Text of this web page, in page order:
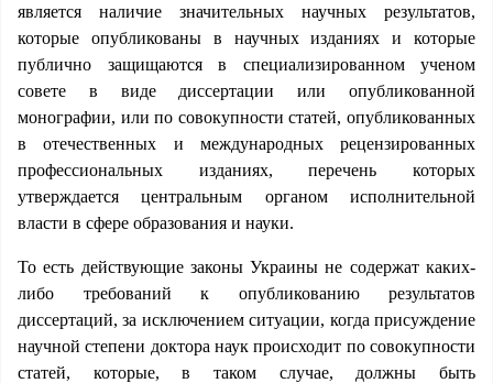
является наличие значительных научных результатов,
которые опубликованы в научных изданиях и которые
публично защищаются в специализированном ученом
совете в виде диссертации или опубликованной
монографии, или по совокупности статей, опубликованных
в отечественных и международных рецензированных
профессиональных изданиях, перечень которых
утверждается центральным органом исполнительной
власти в сфере образования и науки.
То есть действующие законы Украины не содержат каких-
либо требований к опубликованию результатов
диссертаций, за исключением ситуации, когда присуждение
научной степени доктора наук происходит по совокупности
статей, которые, в таком случае, должны быть